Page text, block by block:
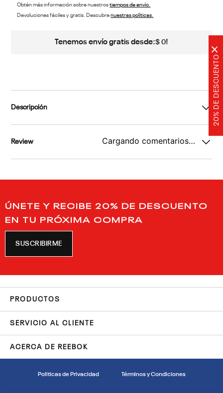
20% DE DESCUENTO
×
Obtén más información sobre nuestrostiempos de envío.
Devoluciones fáciles y gratis. Descubrenuestras políticas.
Tenemos envío gratis desde:$ 0!
Descripción
Review Cargando comentarios…
ÚNETE Y RECIBE 20% DE DESCUENTO
EN TU PRÓXIMA COMPRA
SUSCRIBIRME
PRODUCTOS
SERVICIO AL CLIENTE
ACERCA DE REEBOK
Politicas de Privacidad Términos y Condiciones